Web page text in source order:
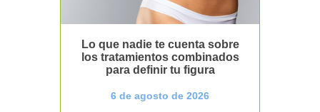
Lo que nadie te cuenta sobre
los tratamientos combinados
para definir tu figura
6 de agosto de 2026